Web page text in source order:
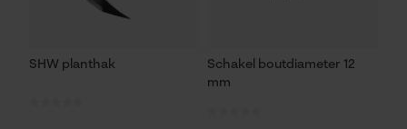
SHW planthak
Schakel boutdiameter 12
mm